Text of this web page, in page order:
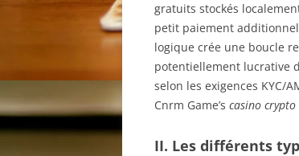
gratuits stockés
petit paiement
logique crée une boucle
potentiellement lucrative
selon les exigences KYC/
Cnrm Game’s casino
II. Les différents